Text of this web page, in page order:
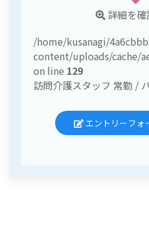
詳細を
/home/kusanagi/
content/uploads/cache/
on line 129
訪問介護スタッフ 常勤 /
エントリーフォ